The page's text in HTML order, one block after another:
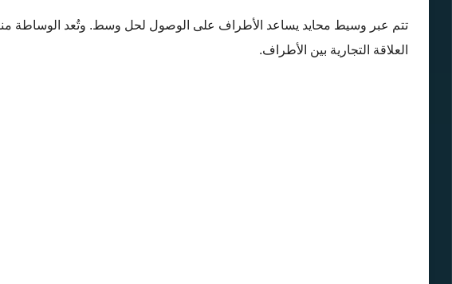
تتم عبر وسيط محايد يساعد الأطراف على الوصول لحل وسط. وتُعد الوساطة
العلاقة التجارية بين الأطراف.